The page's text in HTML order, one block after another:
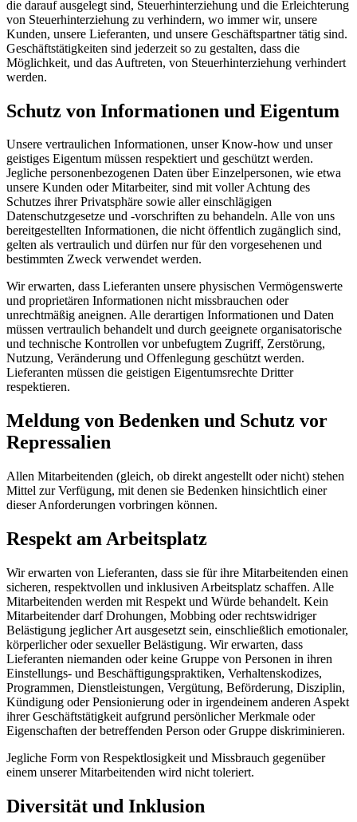
die darauf ausgelegt sind, Steuerhinterziehung und die Erleichterung
von Steuerhinterziehung zu verhindern, wo immer wir, unsere
Kunden, unsere Lieferanten, und unsere Geschäftspartner tätig sind.
Geschäftstätigkeiten sind jederzeit so zu gestalten, dass die
Möglichkeit, und das Auftreten, von Steuerhinterziehung verhindert
werden.
Schutz von Informationen und Eigentum
Unsere vertraulichen Informationen, unser Know‑how und unser
geistiges Eigentum müssen respektiert und geschützt werden.
Jegliche personenbezogenen Daten über Einzelpersonen, wie etwa
unsere Kunden oder Mitarbeiter, sind mit voller Achtung des
Schutzes ihrer Privatsphäre sowie aller einschlägigen
Datenschutzgesetze und -vorschriften zu behandeln. Alle von uns
bereitgestellten Informationen, die nicht öffentlich zugänglich sind,
gelten als vertraulich und dürfen nur für den vorgesehenen und
bestimmten Zweck verwendet werden.
Wir erwarten, dass Lieferanten unsere physischen Vermögenswerte
und proprietären Informationen nicht missbrauchen oder
unrechtmäßig aneignen. Alle derartigen Informationen und Daten
müssen vertraulich behandelt und durch geeignete organisatorische
und technische Kontrollen vor unbefugtem Zugriff, Zerstörung,
Nutzung, Veränderung und Offenlegung geschützt werden.
Lieferanten müssen die geistigen Eigentumsrechte Dritter
respektieren.
Meldung von Bedenken und Schutz vor
Repressalien
Allen Mitarbeitenden (gleich, ob direkt angestellt oder nicht) stehen
Mittel zur Verfügung, mit denen sie Bedenken hinsichtlich einer
dieser Anforderungen vorbringen können.
Respekt am Arbeitsplatz
Wir erwarten von Lieferanten, dass sie für ihre Mitarbeitenden einen
sicheren, respektvollen und inklusiven Arbeitsplatz schaffen. Alle
Mitarbeitenden werden mit Respekt und Würde behandelt. Kein
Mitarbeitender darf Drohungen, Mobbing oder rechtswidriger
Belästigung jeglicher Art ausgesetzt sein, einschließlich emotionaler,
körperlicher oder sexueller Belästigung. Wir erwarten, dass
Lieferanten niemanden oder keine Gruppe von Personen in ihren
Einstellungs- und Beschäftigungspraktiken, Verhaltenskodizes,
Programmen, Dienstleistungen, Vergütung, Beförderung, Disziplin,
Kündigung oder Pensionierung oder in irgendeinem anderen Aspekt
ihrer Geschäftstätigkeit aufgrund persönlicher Merkmale oder
Eigenschaften der betreffenden Person oder Gruppe diskriminieren.
Jegliche Form von Respektlosigkeit und Missbrauch gegenüber
einem unserer Mitarbeitenden wird nicht toleriert.
Diversität und Inklusion